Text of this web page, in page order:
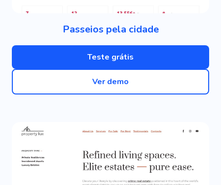
Passeios pela cidade
Teste grátis
Ver demo